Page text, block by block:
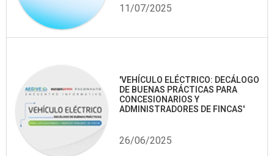
11/07/2025
'VEHÍCULO ELÉCTRICO: DECÁLOGO
DE BUENAS PRÁCTICAS PARA
CONCESIONARIOS Y
ADMINISTRADORES DE FINCAS'
26/06/2025